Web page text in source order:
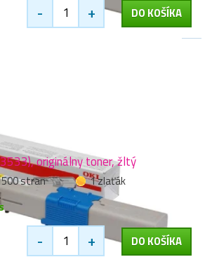
- + DO KOŠÍKA
originálny toner, žltý
stran
1 zlaťák
- + DO KOŠÍKA